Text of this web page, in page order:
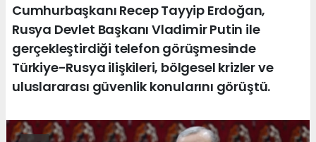
Cumhurbaşkanı Recep Tayyip Erdoğan,
Rusya Devlet Başkanı Vladimir Putin ile
gerçekleştirdiği telefon görüşmesinde
Türkiye-Rusya ilişkileri, bölgesel krizler ve
uluslararası güvenlik konularını görüştü.